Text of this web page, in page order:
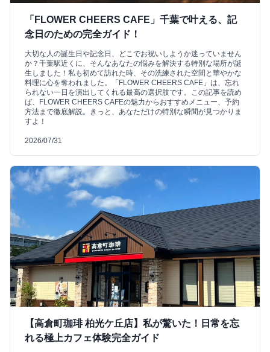
「FLOWER CHEERS CAFE」千葉で叶える、記
念日のための完全ガイド！
大切な人の誕生日や記念日、どこでお祝いしようか迷っていません
か？千葉駅近くに、そんなあなたの悩みを解決する特別な場所が誕
生しました！私も初めて訪れた時、その洗練された空間と華やかな
料理に心を奪われました。「FLOWER CHEERS CAFE」は、忘れ
られない一日を演出してくれる最高の選択肢です。この記事を読め
ば、FLOWER CHEERS CAFEの魅力からおすすめメニュー、予約
方法まで徹底解説。きっと、あなただけの特別な瞬間が見つかりま
すよ！
2026/07/31
【高倉町珈琲 柏光ケ丘店】私が驚いた！日常を忘
れる極上カフェ体験完全ガイド